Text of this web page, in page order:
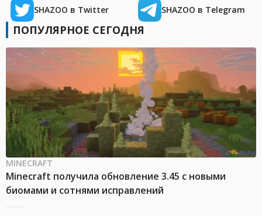
SHAZOO в Twitter SHAZOO в Telegram
ПОПУЛЯРНОЕ СЕГОДНЯ
MINECRAFT
Minecraft получила обновление 3.45 с новыми
биомами и сотнями исправлений